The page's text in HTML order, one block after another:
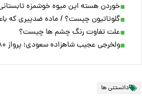
خوردن هسته این میوه خوشمزه
گلوتاتیون چیست؟ / ماده ضدپیری که
علت تفاوت رنگ چشم ها چیست؟
ولخرجی عجیب شاهزاده سعودی؛ پرواز ۸۰ شاهین در یک پرواز تجاری!
دانستنی ها